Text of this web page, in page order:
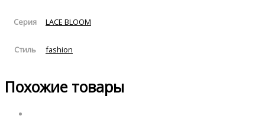
Серия LACE BLOOM
Стиль fashion
Похожие товары